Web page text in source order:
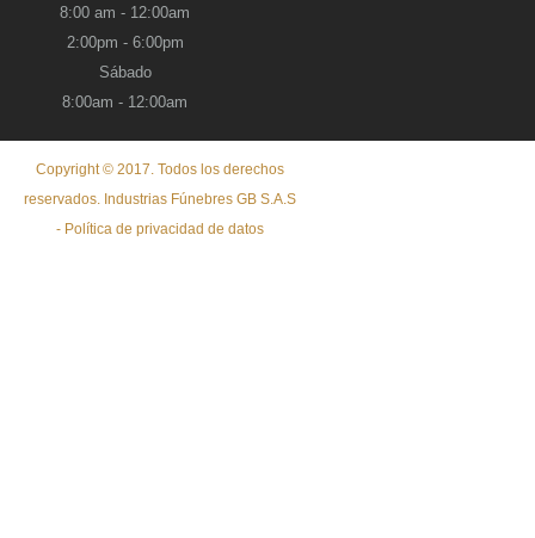
8:00 am - 12:00am
2:00pm - 6:00pm
Sábado
8:00am - 12:00am
Copyright © 2017. Todos los derechos
reservados. Industrias Fúnebres GB S.A.S
- Política de privacidad de datos